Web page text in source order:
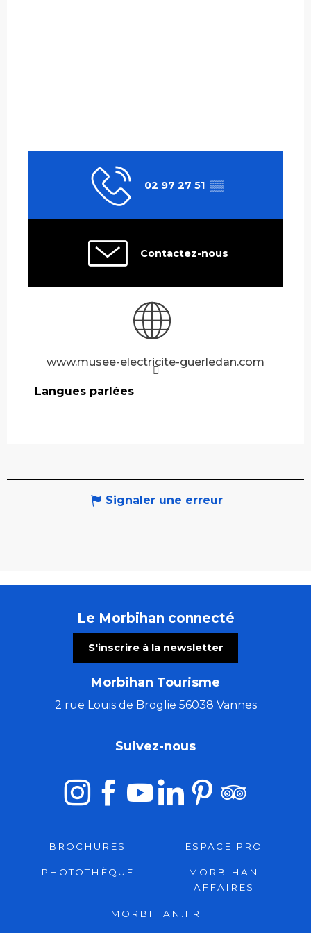
02 97 27 51 ▒▒
Contactez-nous
www.musee-electricite-guerledan.com
Langues parlées
Langues parlées
Signaler une erreur
Le Morbihan connecté
S'inscrire à la newsletter
Morbihan Tourisme
2 rue Louis de Broglie 56038 Vannes
Suivez-nous
BROCHURES ESPACE PRO
PHOTOTHÈQUE
MORBIHAN
AFFAIRES
MORBIHAN.FR